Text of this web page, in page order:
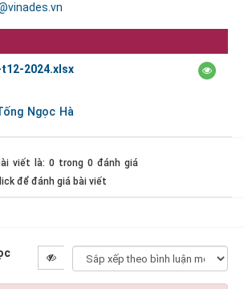
2024.xlsx
Ngọc Hà
viết là: 0 trong 0 đánh giá
để đánh giá bài viết